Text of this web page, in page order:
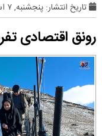
تاریخ انتشار: پنجشنبه, ۷ اسفند ۱۴۰۴ ساعت:6:51
رونق اقتصادی